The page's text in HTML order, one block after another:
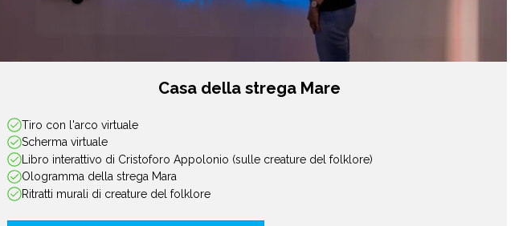
Casa della strega Mare
Tiro con l'arco virtuale
Scherma virtuale
Libro interattivo di Cristoforo Appolonio (sulle creature del folklore)
Ologramma della strega Mara
Ritratti murali di creature del folklore